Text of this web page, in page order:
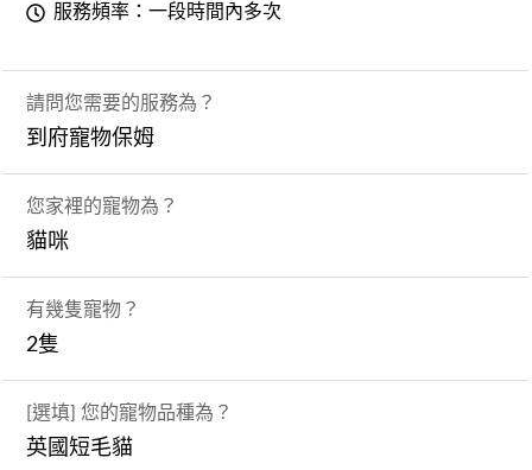
服務頻率：一段時間內多次
請問您需要的服務為？
到府寵物保姆
您家裡的寵物為？
貓咪
有幾隻寵物？
2隻
[選填] 您的寵物品種為？
英國短毛貓